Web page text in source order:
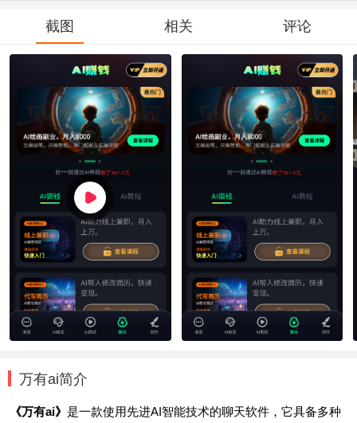
截图 相关 评论
万有ai简介
《万有ai》 是一款使用先进AI智能技术的聊天软件，它具备多种